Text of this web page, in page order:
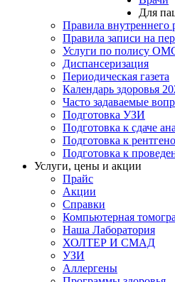
Для
Правила внутреннего
Правила записи на
Услуги по полису
Диспансеризация
Периодическая газета
Календарь здоровья
Часто задаваемые
Подготовка УЗИ
Подготовка к сдаче
Подготовка к
Подготовка к
Услуги, цены и акции
Прайс
Акции
Справки
Компьютерная
Наша Лаборатория
ХОЛТЕР И СМАД
УЗИ
Аллергены